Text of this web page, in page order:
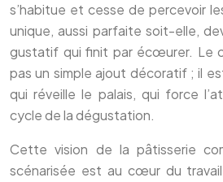
s’habitue et cesse de percevoir
unique, aussi parfaite soit-elle,
gustatif qui finit par écœurer. Le
pas un simple ajout décoratif ; il
qui réveille le palais, qui force
cycle de la dégustation.
Cette vision de la pâtisserie
scénarisée est au cœur du